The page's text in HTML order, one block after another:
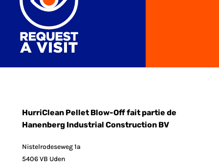
HurriClean Pellet Blow-Off fait partie de
Hanenberg Industrial Construction BV
Nistelrodeseweg 1a
5406 VB Uden